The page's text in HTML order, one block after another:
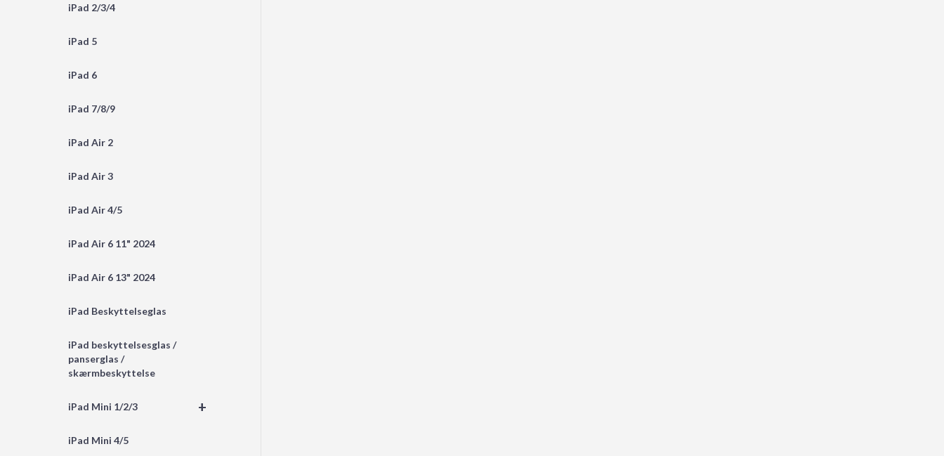
iPad 2/3/4
iPad 5
iPad 6
iPad 7/8/9
iPad Air 2
iPad Air 3
iPad Air 4/5
iPad Air 6 11" 2024
iPad Air 6 13" 2024
iPad Beskyttelseglas
iPad beskyttelsesglas /
panserglas /
skærmbeskyttelse
+
iPad Mini 1/2/3
iPad Mini 4/5